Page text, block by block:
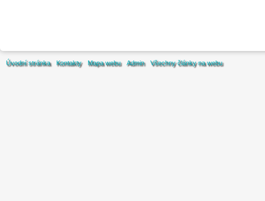
Úvodní stránka Kontakty Mapa webu Admin Všechny články na webu